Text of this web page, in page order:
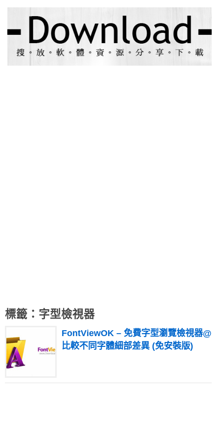
標籤：字型檢視器
FontViewOK – 免費字型瀏覽檢視器@
比較不同字體細部差異 (免安裝版)